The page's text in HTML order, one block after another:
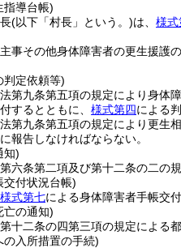
指導台帳)
(以下「村長」という。)は、 様式
事その他身体障害者の更生援護
判定依頼等)
第九条第五項の規定により身体
するとともに、 様式第四による
第九条第五項の規定により更生
報告しなければならない。
知)
六条第二項及び第十二条の二の
交付状況台帳)
様式第七による身体障害者手帳交
亡の通知)
十二条の四第三項の規定による
入所措置の手続)